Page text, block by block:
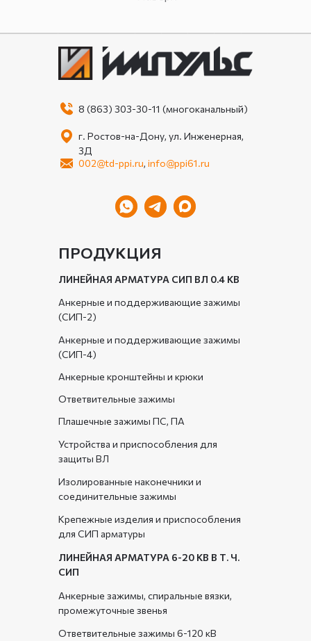
ЛИНЕЙНАЯ АРМАТУРА 6-20 КВ В Т. Ч.
СИП
Ответвительные зажимы 6-120 кВ
Анкерные зажимы, спиральные вязки,
промежуточные звенья
Крепежные изделия и приспособления
для СИП арматуры
Изолированные наконечники и
соединительные зажимы
Устройства и приспособления для
защиты ВЛ
Плашечные зажимы ПС, ПА
Ответвительные зажимы
Анкерные кронштейны и крюки
Анкерные и поддерживающие зажимы
(СИП-4)
Анкерные и поддерживающие зажимы
(СИП-2)
ЛИНЕЙНАЯ АРМАТУРА СИП ВЛ 0.4 КВ
ПРОДУКЦИЯ
002@td-ppi.ru, info@ppi61.ru
г. Ростов-на-Дону, ул. Инженерная,
3Д
8 (863) 303-30-11 (многоканальный)